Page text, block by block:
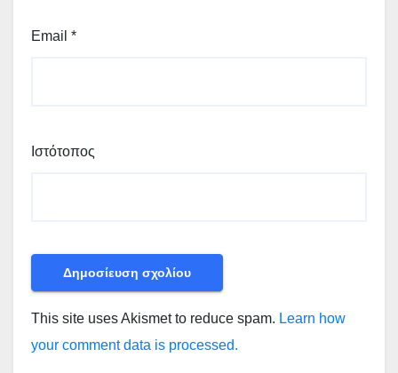
Email *
Ιστότοπος
This site uses Akismet to reduce spam. Learn how
your comment data is processed.